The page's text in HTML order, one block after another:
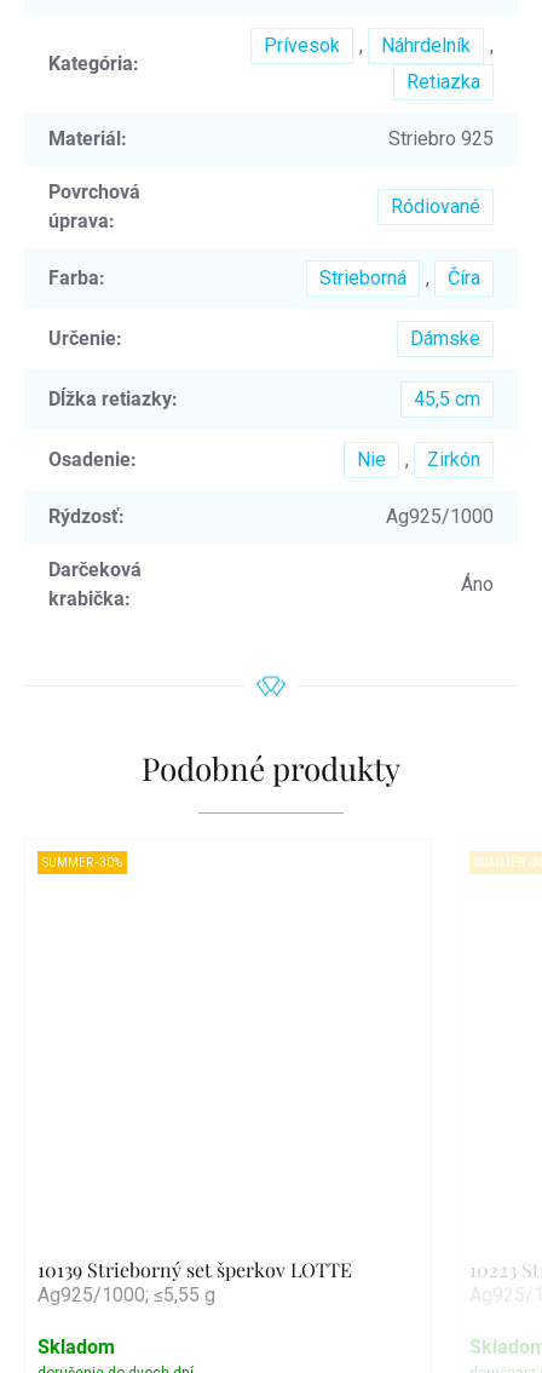
Kategória:
Prívesok , Náhrdelník
,
Retiazka
Materiál: Striebro 925
Povrchová
úprava:
Ródiované
Farba: Strieborná , Číra
Určenie: Dámske
Dĺžka retiazky: 45,5 cm
Osadenie: Nie , Zirkón
Rýdzosť: Ag925/1000
Darčeková
krabička:
Áno
Podobné produkty
SUMMER -30%
10139 Strieborný set šperkov LOTTE
Ag925/1000; ≤5,55 g
Skladom
SUMMER -
10223